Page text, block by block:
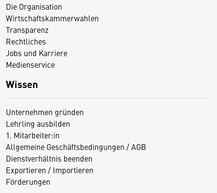
Die Organisation
Wirtschaftskammerwahlen
Transparenz
Rechtliches
Jobs und Karriere
Medienservice
Wissen
Unternehmen gründen
Lehrling ausbilden
1. Mitarbeiter:in
Allgemeine Geschäftsbedingungen / AGB
Dienstverhältnis beenden
Exportieren / Importieren
Förderungen